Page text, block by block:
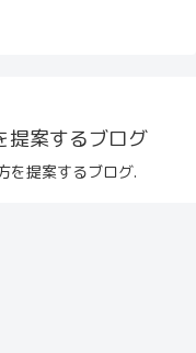
提案するブログ
提案するブログ.